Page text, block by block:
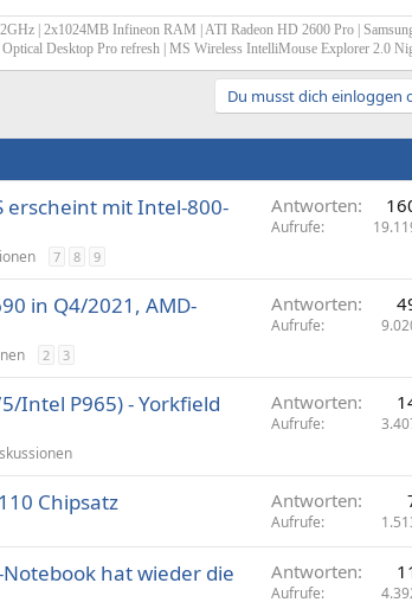
| 2x1024MB Infineon RAM | ATI Radeon HD 2600 Pro |
Desktop Pro refresh | MS Wireless IntelliMouse Explorer 2.0
Du musst dich einloggen
erscheint mit Intel-800-
7 8 9
Antworten
Aufrufe
in Q4/2021, AMD-
2 3
Antworten
Aufrufe
Intel P965) - Yorkfield
Antworten
Aufrufe
Chipsatz Antworten
Aufrufe
Notebook hat wieder die
Antworten
Aufrufe